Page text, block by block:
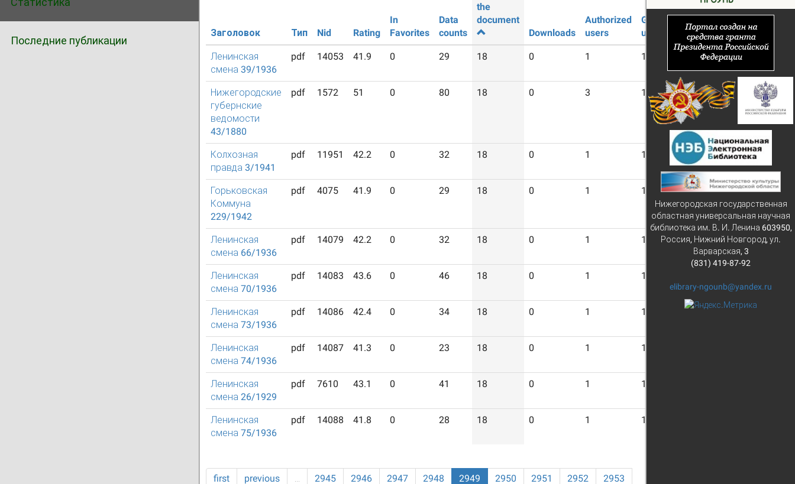
Последние публикации
Заголовок Тип Nid Rating
In
Favorites
Data
counts
the
document
Downloads
Authorized
users
Guest
users
Ленинская
смена 39/1936
pdf 14053 41.9 0 29 18 0 1 18
Нижегородские
губернские
ведомости
43/1880
pdf 1572 51 0 80 18 0 3 16
Колхозная
правда 3/1941
pdf 11951 42.2 0 32 18 0 1 18
Горьковская
Коммуна
229/1942
pdf 4075 41.9 0 29 18 0 1 18
Ленинская
смена 66/1936
pdf 14079 42.2 0 32 18 0 1 18
Ленинская
смена 70/1936
pdf 14083 43.6 0 46 18 0 1 18
Ленинская
смена 73/1936
pdf 14086 42.4 0 34 18 0 1 18
Ленинская
смена 74/1936
pdf 14087 41.3 0 23 18 0 1 18
Ленинская
смена 26/1929
pdf 7610 43.1 0 41 18 0 1 18
Ленинская
смена 75/1936
pdf 14088 41.8 0 28 18 0 1 18
first previous … 2945 2946 2947 2948 2949 2950 2951 2952 2953
Нижегородская государственная
областная универсальная научная
библиотека им. В. И. Ленина 603950,
Россия, Нижний Новгород, ул.
Варварская, 3
(831) 419-87-92
elibrary-ngounb@yandex.ru